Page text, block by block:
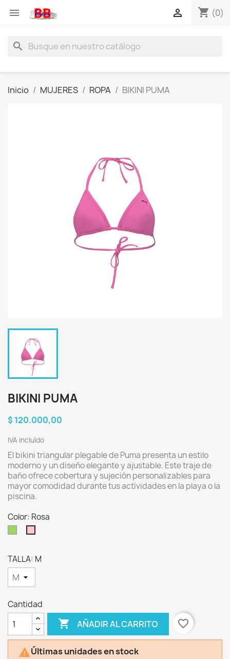
 shopping_cart (0)

search
Inicio MUJERES ROPA BIKINI PUMA
BIKINI PUMA
$ 120.000,00
IVA incluído
El bikini triangular plegable de Puma presenta un estilo
moderno y un diseño elegante y ajustable. Este traje de
baño ofrece cobertura y sujeción personalizables para
mayor comodidad durante tus actividades en la playa o la
piscina.
Color: Rosa
TALLA: M
Cantidad
 AÑADIR AL CARRITO favorite_border
Últimas unidades en stock